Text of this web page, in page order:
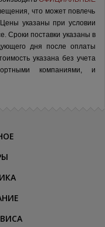
что может повлечь
Цены указаны при условии
Сроки поставки указаны в
дня после оплаты
указана без учета
компаниями, и